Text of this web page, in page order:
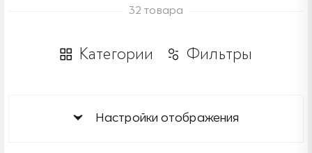
32 товара
Категории Фильтры
Настройки отображения